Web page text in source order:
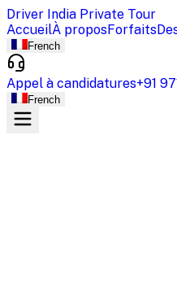
Driver India Private Tour
AccueilÀ proposForfaits
French
Appel à candidatures+91
French